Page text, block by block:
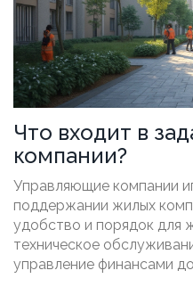
Что входит в
компании?
Управляющие компании
поддержании жилых
удобство и порядок для
техническое
управление финансами